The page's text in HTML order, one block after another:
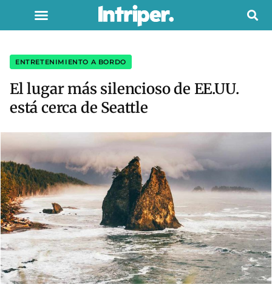
ENTRETENIMIENTO A BORDO
El lugar más silencioso de EE.UU.
está cerca de Seattle